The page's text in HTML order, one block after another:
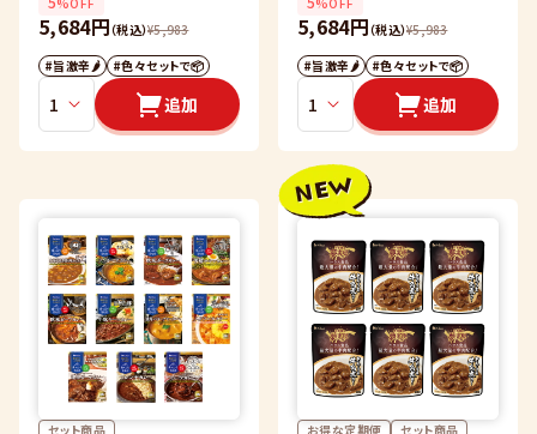
5,684円（税込）¥5,983
#旨激辛🌶
#色々セットで📦
追加
5,684円（税込）¥5,983
#旨激辛🌶
#色々セットで📦
追加
セット商品 お得な定期便 セット商品